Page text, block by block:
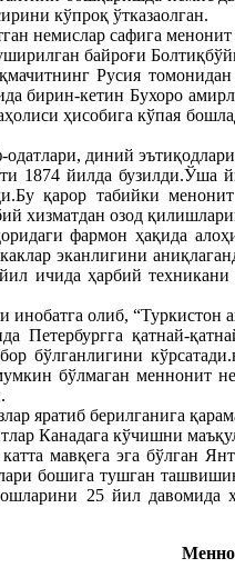
кўпроқ ўтказаолган.
немислар сафига
байроғи
Русия
бирин-кетин Бухоро
ҳисобига кўпая
диний
1874 йилда
қарор табийки
хизматдан озод
фармон ҳақида
эканлигини
ичида ҳарбий
олиб, “Туркистон
Петербургга қатнай-
бўлганлигини
бўлмаган меннонит
яратиб берилганига
Канадага кўчишни
мавқега эга бўлган
бошига тушган
25 йил давомида